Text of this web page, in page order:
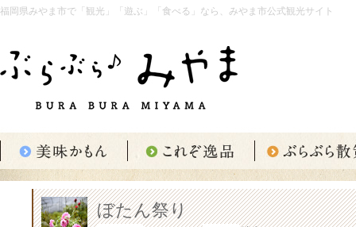
福岡県みやま市で「観光」「遊ぶ」「食べる」なら、みやま市公式観光サイト
ぼたん祭り